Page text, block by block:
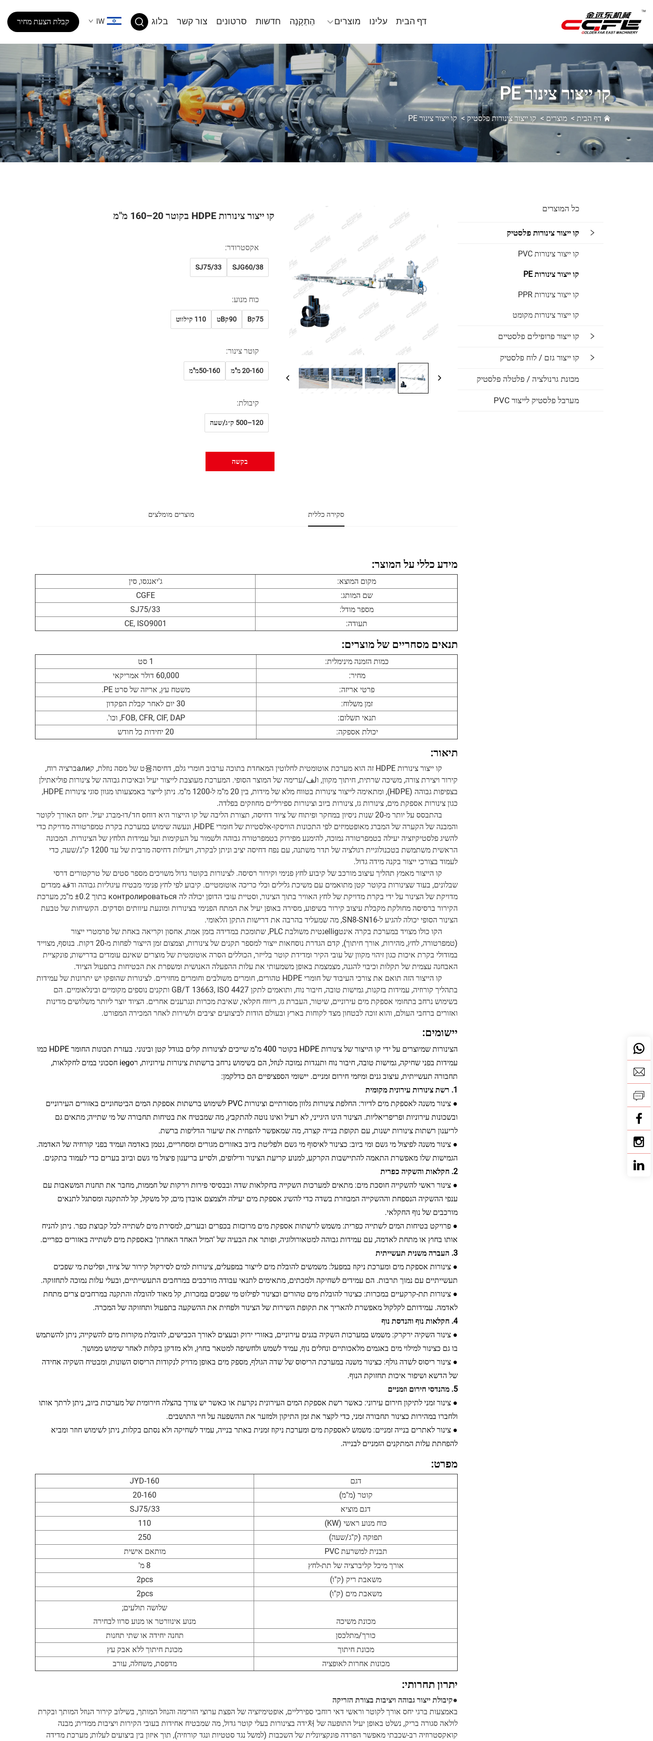
דף הבית עלינו מוצרים הַתְקָנָה חדשות סרטונים צור קשר בלוג IW קבלת הצעת מחיר
קו ייצור צינור PE
דף הבית > מוצרים > קו ייצור צינורות פלסטיק> קו ייצור צינור PE
כל המוצרים
קו ייצור צינורות פלסטיק
קו ייצור צינורות PVC
קו ייצור צינורות PE
קו ייצור צינורות PPR
קו ייצור צינורות מקומט
קו ייצור פרופילים פלסטיים
קו ייצור גזם / לוח פלסטיק
מכונת גרנולציה / פלטלה פלסטיק
מערבל פלסטיק לייצור PVC
קו ייצור צינורות HDPE בקוטר 20–160 מ"מ
אקסטרודר:
SJG60/38
SJ75/33
כוח מנוע:
75קВ 90קВט 110 קילווט
קוטר צינור:
20-160 מ"מ 50-160מ"מ
קיבולת:
120–500 ק״ג/שעה
בקשה
סקירה כללית מוצרים מומלצים
מידע כללי על המוצר:
מקום המוצא:
ג'יאנגסו, סין
שם המותג:
CGFE
מספר מודל:
SJ75/33
תעודה:
CE, ISO9001
תנאים מסחריים של מוצרים:
כמות הזמנה מינימלית:
1 סט
מחיר:
60,000 דולר אמריקאי
פרטי אריזה:
משטח עץ, אריזה של סרט PE.
זמן משלוח:
30 יום לאחר קבלת הפקדון
תנאי תשלום:
FOB, CFR, CIF, DAP, וכו'.
יכולת אספקה:
20 יחידות כל חודש
תיאור:
קו ייצור צינורות HDPE זה הוא מערכת אוטומטית לחלוטין המאחדת בתוכה ערבוב חומרי גלם, דחיסה융ט של מסה נוזלת, קалиברציה רוח,
קירור ויצירת צורה, משיכה שרתית, חיתוך מקוון, וلف/ערימה של המוצר הסופי. המערכת מעוצבת לייצור יעיל ובאיכות גבוהה של צינורות פוליאתילן
בצפיפות גבוהה (HDPE), ומתאימה לייצור צינורות בטווח מלא של מידות, בין 20 מ"מ ל-1200 מ"מ. ניתן לייצר באמצעותו מגוון סוגי צינורות HDPE,
כגון צינורות אספקת מים, צינורות גז, צינורות ביוב וצינורות ספירליים מחוזקים בפלדה.
בהתבסס על יותר מ-20 שנות ניסיון במחקר ופיתוח של ציוד דחיסה, תצורת הליבה של קו הייצור היא דוחס חד/דו-מברג יעיל. יחס האורך לקוטר
והמבנה של הקערה של המברג מאופטמיזים לפי התכונות הוויסקו-אלסטיות של חומרי HDPE, ונעשה שימוש במערכת בקרת טמפרטורה מדויקת כדי
להשיג פלסטיקיזציה יעילה בטמפרטורה נמוכה, להימנע מפירוק בטמפרטורה גבוהה ולשמור על העקימות ועל עמידות הלחץ של הצינורות. המכונה
הראשית משתמשת בטכנולוגיית רגולציה של תדר משתנה, עם נפח דחיסה יציב וניתן לבקרה, ויעילות דחיסה מרבית של עד 1200 ק"ג/שעה, כדי
לעמוד בצורכי ייצור בקנה מידה גדול.
קו הייצור מאמץ תהליך עיצוב מורכב של קיבוע לחץ פנימי וקירור רסיסה. לצינורות בקוטר גדול משויכים מספר סטים של טרקטורים דרסי
שבלונים, בעוד שצינורות בקוטר קטן מתואמים עם משיכת גלילים וכלי כריכה אוטומטיים. קיבוע לפי לחץ פנימי מבטיח עיגוליות גבוהה ודقة ממדים
מדויקת של הצינור על ידי בקרת מדויקת של לחץ האוויר בתוך הצינור, וסטיית עובי הדופן יכולה לה контролироваться בתוך ±0.2 מ"מ; מערכת
הקירור ברסיסה מחולקת מקבלת עיצוב קירור בשיפוע, מסירה באופן יעיל את המתח הפנימי בצינורות ומונעת עיוותים וסדקים. הקשיחות של טבעת
הצינור הסופי יכולה להגיע ל-SN8-SN16, מה שמעליד בהרבה את דרישות התקן הלאומי.
הקו כולו מצויד במערכת בקרה אינטelligנטית משולבת PLC, שתומכת במדידה בזמן אמת, אחסון וקריאה באחת של פרמטרי ייצור
(טמפרטורה, לחץ, מהירות, אורך חיתוך), קדם הגדרת נוסחאות ייצור למספר תקנים של צינורות, וצמצום זמן הייצור לפחות מ-20 דקות. בנוסף, מצוייד
במודולי בקרת איכות כגון זיהוי מקוון של עובי הקיר ומדידת קוטר בלייזר, הכוללים הסרה אוטומטית של מוצרים שאינם עומדים בדרישות; פונקציית
האבחנה עצמית של תקלות וכיבוי להגנה, מצמצמת באופן משמעותי את עלות ההפעלה האנושית ומשפרת את הבטיחות בתפעול הציוד.
קו הייצור הזה תואם את צורכי העיבוד של חומרי HDPE טהורים, חומרים משולבים וחומרים מחזירים. לצינורות שהופקו יש יתרונות של עמידות
בתהליך קורוזיה, עמידות בזקנות, גמישות טובה, חיבור נוח, ותואמים לתקן GB/T 13663, ISO 4427 ותקנים נוספים מקומיים ובינלאומיים. הם
בשימוש נרחב בתחומי אספקת מים עירוניים, שיטור, העברת גז, ריווח חקלאי, שאיבת מכרות ונגרענים אחרים. הציוד יוצר ליותר משלושים מדינות
ואזורים ברחבי העולם, והוא זוכה לבטחון מצד לקוחות בארץ ובעולם הודות לביצועים יציבים ולשירות לאחר המכירה המפורט.
יישומים:
הצינורות שמיוצרים על ידי קו הייצור של צינורות HDPE בקוטר 400 מ"מ שייכים לצינורות קלים בגודל קטן ובינוני. בעזרת תכונות החומר HDPE כמו
עמידות בפני שחיקה, גמישות טובה, חיבור נוח ותנגדות נמוכה לנוזל, הם בשימוש נרחב ברשתות צינורות עירוניות, רiego חסכוני במים לחקלאות,
תחבורה תעשייתית, עיצוב גנים ומיזמי חירום זמניים. יישומי הספציפיים הם כדלקמן:
1. רשת צינורות עירונית מקומית
● צינור משנה לאספקת מים לדיור: החלפת צינורות גלוון מסורתיים וצינורות PVC לשימוש ברשתות אספקת המים הביטחוניים באזורים העירוניים
ובשכונות עירוניות ופריפריאליות. הצינור הינו היגייני, לא רעיל ואינו נוטה להתקבץ, מה שמבטיח את בטיחות תחבורה של מי שתייה; מתאים גם
לריענון רשתות צינורות ישנות, עם תקופת בנייה קצרה, מה שמאפשר להפחית את שיעור הדליפות ברשת.
● צינור משנה לפיצול מי גשם ומי ביוב: כצינור לאיסוף מי גשם ולפליטת ביוב באזורים מגורים ומסחריים, נטמן באדמה ועמיד בפני קורוזיה של האדמה.
הגמישות שלו מאפשרת התאמה להתיישבות הקרקע, למנוע קריעת הצינור ודילופים, ולסייע בריענון פיצול מי גשם וביוב בערים כדי לעמוד בתקנים.
2. חקלאות והשקיה כפרית
● צינור ראשי להשקייה חוסכת מים: מתאים למערכות השקייה בחקלאות שדה ובבסיסי פירות וירקות של חממות, מחבר את תחנות המשאבות עם
ענפי ההשקיה הנספחת וההשקייה המבוזרת בשדה כדי להשיג אספקת מים יעילה ולצמצם אובדן מים; קל משקל, קל להתקנה ומסתגל לתנאים
מורכבים של נוף החקלאי.
● פרויקט בטיחות המים לשתייה כפרית: משמש לרשתות אספקת מים מרוכזות בכפרים ובערים, למסירת מים לשתייה לכל קבוצת כפר. ניתן להניח
אותו בחוץ או מתחת לאדמה, עם עמידות גבוהה למטאורולוגיה, ופותר את הבעיה של 'המיל האחד האחרון' באספקת מים לשתייה באזורים כפריים.
3. העברה משנית תעשייתית
● צינורות אספקת מים ומערכת ניקוז במפעל: משמשים להובלת מים לייצור במפעלים, צינורות למים לסירקול קירור של ציוד, ופליטת מי שפכים
תעשייתיים עם נמוך תרבות. הם עמידים לשחיקה ולמכתים, מתאימים לתנאי עבודה מורכבים במרחבים התעשייתיים, ובעלי עלות נמוכה לתחזוקה.
● צינורות תת-קרקעיים במכרות: כצינור להובלת מים טהורים וכצינור לפילוט מי שפכים במכרות, קל מאוד להובלה והתקנה במרחבים צרים מתחת
לאדמה. עמידותם לקלקול מאפשרת להאריך את תקופת השירות של הצינור ולפחית את ההשקעה בתפעול ותחזוקה של המכרה.
4. חקלאות נוף והנדסת נוף
● צינור השקיה ירקרק: משמש במערכות השקיה בגנים עירוניים, באזורי ירוק ובעצים לאורך הכבישים, להובלת מקורות מים להשקייה; ניתן להשתמש
בו גם כצינור למילוי מים באגמים מלאכותיים ונחלים נוף, עמיד לשמש ולחשיפה למטאר בחוץ, ולא מזדקן בקלות לאחר שימוש ממושך.
● צינור ריסוס לשדה גולף: כצינור משנה במערכת הריסוס של שדה הגולף, מספק מים באופן מדויק לנקודות הריסוס השונות, ומבטיח השקיה אחידה
של הדשא ושיפור איכות תחזוקת הנוף.
5. מהנדסי חירום וזמניים
● צינור זמני לתיקון חירום עירוני: כאשר רשת אספקת המים העירונית נקרעת או כאשר יש צורך בהצלה חירומית של מערכות ביוב, ניתן לרתך אותו
ולחברו במהירות כצינור תחבורה זמני, כדי לקצר את זמן התיקון ולמזער את ההשפעה על חיי התושבים.
● צינור לאתרים בנייה זמניים: משמש לאספקת מים ומערכת ניקוז זמנית באתר בנייה, עמיד לשחיקה ולא נסתם בקלות, ניתן לשימוש חוזר ומביא
להפחתת עלות המתקנים הזמניים לבנייה.
מפרט:
דגם
JYD-160
קוטר (מ"מ)
20-160
דגם מוציא
SJ75/33
כוח מנוע ראשי (KW)
110
תפוקה (ק"ג/שעה)
250
תבנית למשרעת PVC
מותאם אישית
אורך מיכל קליברציה של תת-לחץ
8 מ'
משאבת ריק (ק"ו)
2pcs
משאבת מים (ק"ו)
2pcs
מכונת משיכה
שלושה תולעים;
מנוע אינוורטר או מנוע סרוו לבחירה
כורך/מתלכסן
תחנה יחידה או שתי תחנות
מכונת חיתוך
מכונת חיתוך ללא אבק עץ
מכונות אחרות לאופציה
מדפסת, משחלה, עורב
יתרון תחרותי:
●קיבולת ייצור גבוהה ויציבות בצורת הזריקה
באמצעות ברגי יחס אורך לקוטר וראשי דאי רוחבי ספירליים, אופטימיזציה של הפצת ערוצי הזרימה והנוזל המותך, בשילוב קירור הנוזל המותך ובקרת
לולאה סגורה בריק, נשלט באופן יעיל התופעה של 처ידה בצינורות בעלי קוטר גדול, מה שמבטיח אחידות בעובי הקירות ויציבות ממדית; מבנה
קואקסטרוזיה רב-שכבתי מאפשר הפרדה פונקציונלית של השכבות (למשל נגד סטטיות ונגד קורוזיה), תוך איזון בין ביצועים לעלות; מערכת מדידה